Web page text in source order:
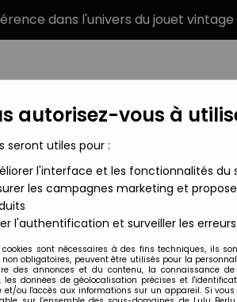
dans l'univers du jouet
MARQUES TYPE DE PRODUIT
Next Generation - Playmates -
STAR
autorisez-vous à
seront utiles pour :
l'interface et les fonctionnalités du
les campagnes marketing et
l'authentification et surveiller les
cookies sont nécessaires à des fins techniques, ils
non obligatoires, peuvent être utilisés pour la
des annonces et du contenu, la connaissance
les données de géolocalisation précises et
et/ou l'accès aux informations sur un appareil. Si